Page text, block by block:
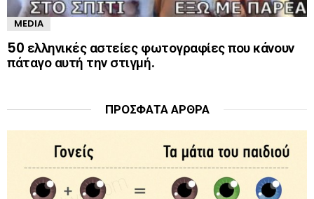
MEDIA
50 ελληνικές αστείες φωτογραφίες που κάνουν
πάταγο αυτή την στιγμή.
ΠΡΌΣΦΑΤΑ ΆΡΘΡΑ